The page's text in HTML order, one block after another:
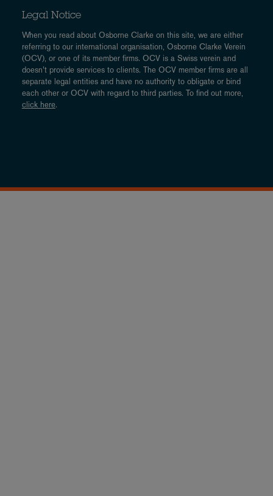
Legal Notice
When you read about Osborne Clarke on this site, we are either
referring to our international organisation, Osborne Clarke Verein
(OCV), or one of its member firms. OCV is a Swiss verein and
doesn’t provide services to clients. The OCV member firms are all
separate legal entities and have no authority to obligate or bind
each other or OCV with regard to third parties. To find out more,
click here.